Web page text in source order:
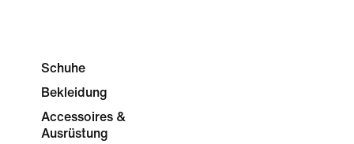
Schuhe
Bekleidung
Accessoires &
Ausrüstung